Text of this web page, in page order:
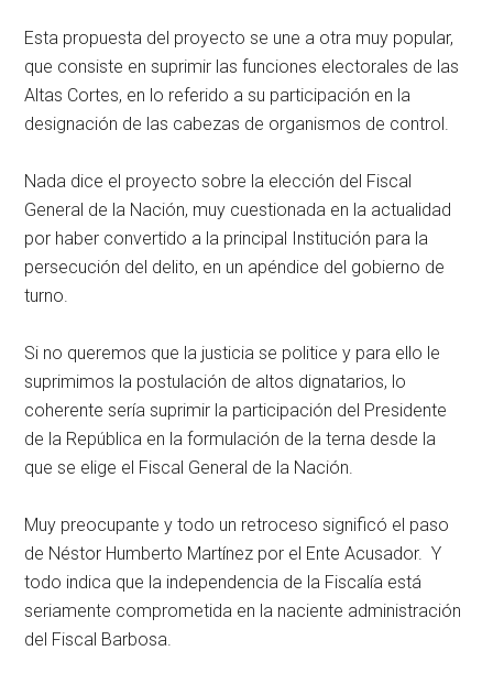
Esta propuesta del proyecto se une a otra muy popular,
que consiste en suprimir las funciones electorales de las
Altas Cortes, en lo referido a su participación en la
designación de las cabezas de organismos de control.
Nada dice el proyecto sobre la elección del Fiscal
General de la Nación, muy cuestionada en la actualidad
por haber convertido a la principal Institución para la
persecución del delito, en un apéndice del gobierno de
turno.
Si no queremos que la justicia se politice y para ello le
suprimimos la postulación de altos dignatarios, lo
coherente sería suprimir la participación del Presidente
de la República en la formulación de la terna desde la
que se elige el Fiscal General de la Nación.
Muy preocupante y todo un retroceso significó el paso
de Néstor Humberto Martínez por el Ente Acusador. Y
todo indica que la independencia de la Fiscalía está
seriamente comprometida en la naciente administración
del Fiscal Barbosa.